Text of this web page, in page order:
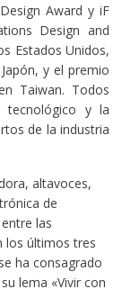
Award y iF
Design and
Estados Unidos,
y el premio
Taiwan. Todos
tecnológico y la
de la industria
altavoces,
de
las
los últimos tres
ha consagrado
lema «Vivir con